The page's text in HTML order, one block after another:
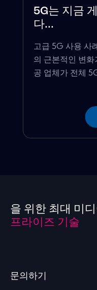
5G는 지금
다...
고급 5G 사용 사
의 근본적인 변
공 업체가 전체
을 위한 최대 미
프라이즈 기술
문의하기